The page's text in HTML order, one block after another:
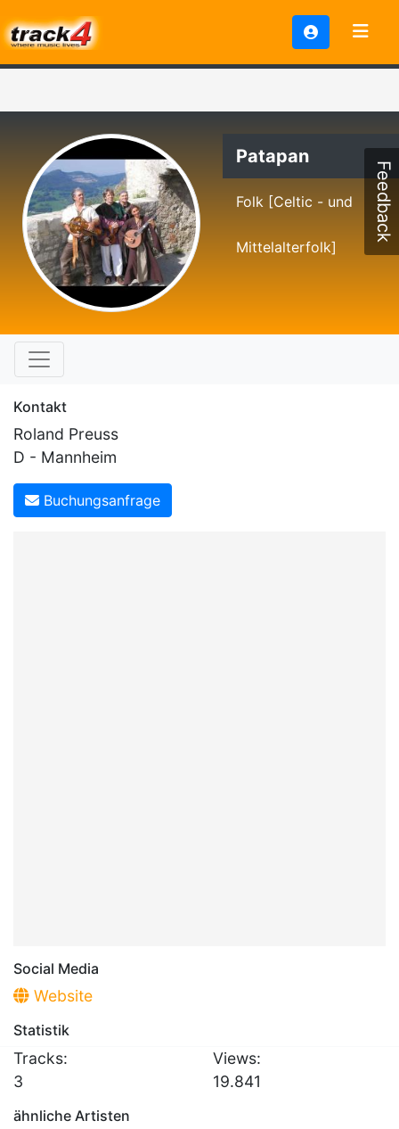
Patapan
Folk [Celtic - und
Mittelalterfolk]
Kontakt
Roland Preuss
D - Mannheim
Buchungsanfrage
Social Media
Website
Statistik
Tracks:
3
Views:
19.841
ähnliche Artisten
Feedback